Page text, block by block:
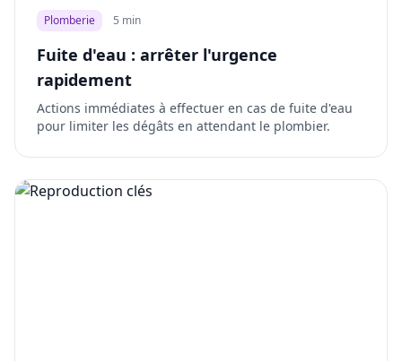
Plomberie 5 min
Fuite d'eau : arrêter l'urgence
rapidement
Actions immédiates à effectuer en cas de fuite d'eau
pour limiter les dégâts en attendant le plombier.